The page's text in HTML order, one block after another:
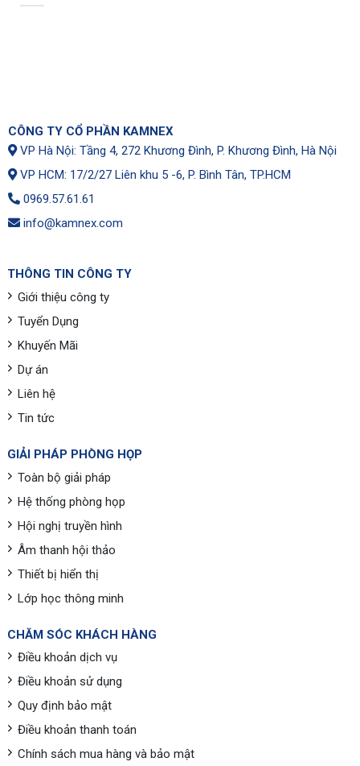
CÔNG TY CỔ PHẦN KAMNEX
VP Hà Nội: Tầng 4, 272 Khương Đình, P. Khương Đình, Hà Nội
VP HCM: 17/2/27 Liên khu 5 -6, P. Bình Tân, TP.HCM
0969.57.61.61
info@kamnex.com
THÔNG TIN CÔNG TY
Giới thiệu công ty
Tuyển Dụng
Khuyến Mãi
Dự án
Liên hệ
Tin tức
GIẢI PHÁP PHÒNG HỌP
Toàn bộ giải pháp
Hệ thống phòng họp
Hội nghị truyền hình
Âm thanh hội thảo
Thiết bị hiển thị
Lớp học thông minh
CHĂM SÓC KHÁCH HÀNG
Điều khoản dịch vụ
Điều khoản sử dụng
Quy định bảo mật
Điều khoản thanh toán
Chính sách mua hàng và bảo mật